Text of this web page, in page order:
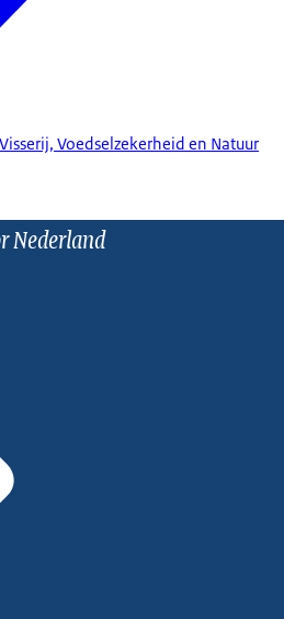
Voedselzekerheid en Natuur
Nederland